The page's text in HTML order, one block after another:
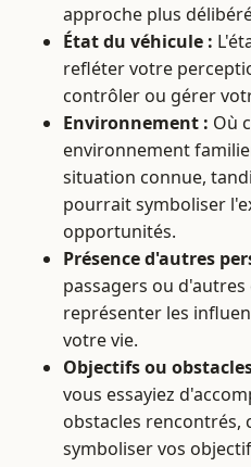
approche plus
État du véhicule :
refléter votre
contrôler ou gérer
Environnement : Où
environnement
situation connue,
pourrait symboliser
opportunités.
Présence d'autres
passagers ou
représenter les
votre vie.
Objectifs ou
vous essayiez
obstacles rencontrés,
symboliser vos